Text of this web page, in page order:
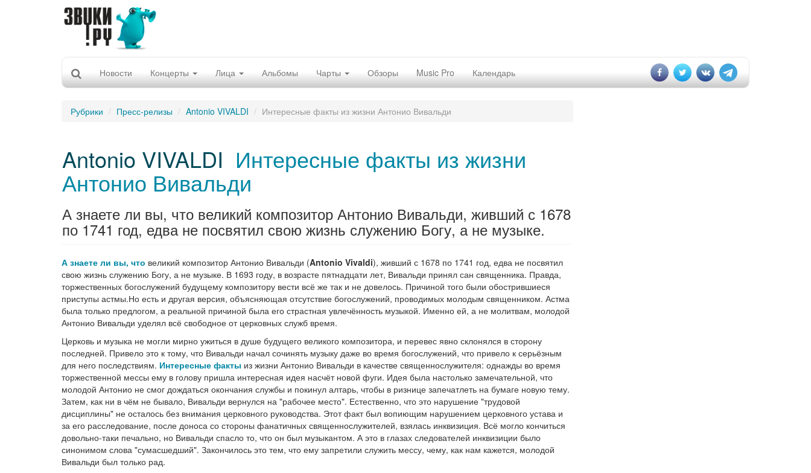
Новости Концерты Лица Альбомы Чарты Обзоры Music Pro Календарь
Рубрики Пресс-релизы Antonio VIVALDI Интересные факты из жизни Антонио Вивальди
Antonio VIVALDI Интересные факты из жизни
Антонио Вивальди
А знаете ли вы, что великий композитор Антонио Вивальди, живший с 1678
по 1741 год, едва не посвятил свою жизнь служению Богу, а не музыке.
А знаете ли вы, что великий композитор Антонио Вивальди (Antonio Vivaldi), живший с 1678 по 1741 год, едва не посвятил
свою жизнь служению Богу, а не музыке. В 1693 году, в возрасте пятнадцати лет, Вивальди принял сан священника. Правда,
торжественных богослужений будущему композитору вести всё же так и не довелось. Причиной того были обострившиеся
приступы астмы.Но есть и другая версия, объясняющая отсутствие богослужений, проводимых молодым священником. Астма
была только предлогом, а реальной причиной была его страстная увлечённость музыкой. Именно ей, а не молитвам, молодой
Антонио Вивальди уделял всё свободное от церковных служб время.
Церковь и музыка не могли мирно ужиться в душе будущего великого композитора, и перевес явно склонялся в сторону
последней. Привело это к тому, что Вивальди начал сочинять музыку даже во время богослужений, что привело к серьёзным
для него последствиям. Интересные факты из жизни Антонио Вивальди в качестве священнослужителя: однажды во время
торжественной мессы ему в голову пришла интересная идея насчёт новой фуги. Идея была настолько замечательной, что
молодой Антонио не смог дождаться окончания службы и покинул алтарь, чтобы в ризнице запечатлеть на бумаге новую тему.
Затем, как ни в чём не бывало, Вивальди вернулся на "рабочее место". Естественно, что это нарушение "трудовой
дисциплины" не осталось без внимания церковного руководства. Этот факт был вопиющим нарушением церковного устава и
за его расследование, после доноса со стороны фанатичных священнослужителей, взялась инквизиция. Всё могло кончиться
довольно-таки печально, но Вивальди спасло то, что он был музыкантом. А это в глазах следователей инквизиции было
синонимом слова "сумасшедший". Закончилось это тем, что ему запретили служить мессу, чему, как нам кажется, молодой
Вивальди был только рад.